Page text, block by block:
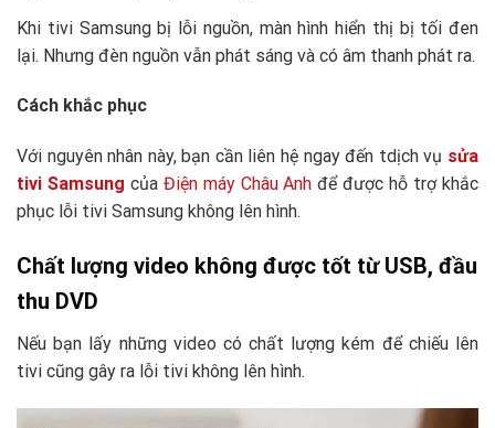
Khi tivi Samsung bị lỗi nguồn, màn hình hiển thị bị tối đen
lại. Nhưng đèn nguồn vẫn phát sáng và có âm thanh phát ra.
Cách khắc phục
Với nguyên nhân này, bạn cần liên hệ ngay đến tdịch vụ sửa
tivi Samsung của Điện máy Châu Anh để được hỗ trợ khắc
phục lỗi tivi Samsung không lên hình.
Chất lượng video không được tốt từ USB, đầu
thu DVD
Nếu bạn lấy những video có chất lượng kém để chiếu lên
tivi cũng gây ra lỗi tivi không lên hình.